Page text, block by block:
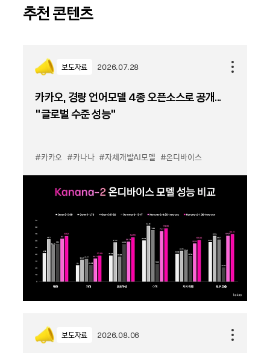
추천 콘텐츠
보도자료 2026.07.28
카카오, 경량 언어모델 4종 오픈소스로 공개...
“글로벌 수준 성능”
#카카오 #카나나 #자체개발AI모델 #온디바이스
보도자료 2026.08.06